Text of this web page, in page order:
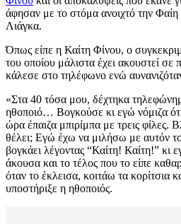
άφησαν με το στόμα ανοιχτό την
Λιάγκα.
Όπως είπε η Καίτη Φίνου, ο
του οποίου μάλιστα έχει ακουστεί σε
κάλεσε στο τηλέφωνο ενώ
«Στα 40 τόσα μου, δέχτηκα
ηθοποιό… Βογκούσε κι εγώ νόμιζα
ώρα έπαιζα μπιρίμπα με τρεις φίλες.
θέλει; Εγώ έχω να μιλήσω με αυτόν
βογκάει λέγοντας “Καίτη! Καίτη!” κι
άκουσα και το τέλος που το είπε
όταν το έκλεισα, κοιτάω τα κορίτσια
υποστήριξε η ηθοποιός.